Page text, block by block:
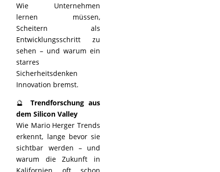
Wie Unternehmen
lernen müssen,
Scheitern als
Entwicklungsschritt zu
sehen – und warum ein
starres
Sicherheitsdenken
Innovation bremst.
🔮 Trendforschung aus
dem Silicon Valley
Wie Mario Herger Trends
erkennt, lange bevor sie
sichtbar werden – und
warum die Zukunft in